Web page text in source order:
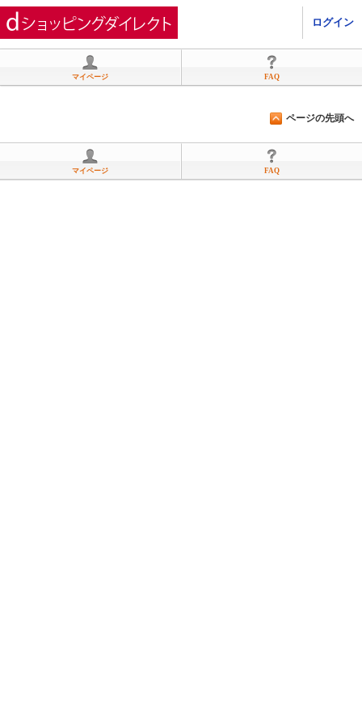
ログイン
マイページ FAQ
ページの先頭へ
マイページ FAQ